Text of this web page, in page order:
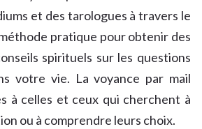
et des tarologues à travers le
pratique pour obtenir des
spirituels sur les questions
votre vie. La voyance par mail
à celles et ceux qui cherchent à
ou à comprendre leurs choix.